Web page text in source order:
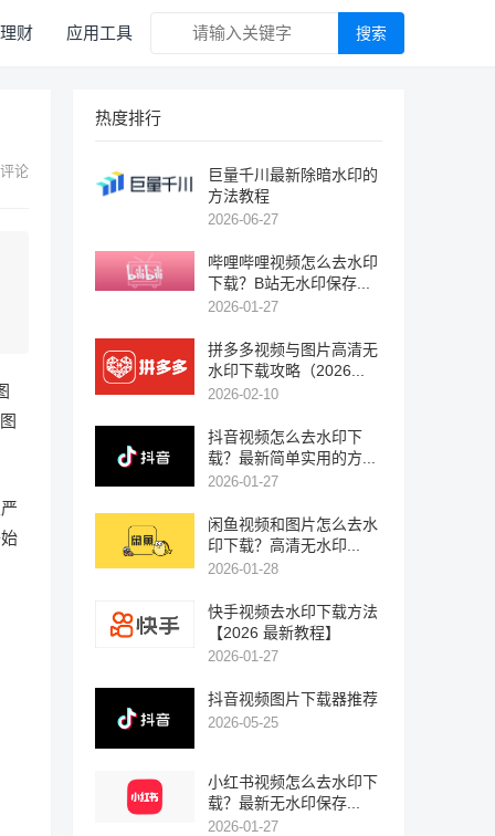
财 应用工具 搜索
论
热度排行
巨量千川最新除暗水印的
方法教程
2026-06-27
哔哩哔哩视频怎么去水印
下载？B站无水印保存...
2026-01-27
拼多多视频与图片高清无
水印下载攻略（2026...
2026-02-10
抖音视频怎么去水印下
载？最新简单实用的方...
2026-01-27
闲鱼视频和图片怎么去水
印下载？高清无水印...
2026-01-28
快手视频去水印下载方法
【2026 最新教程】
2026-01-27
抖音视频图片下载器推荐
2026-05-25
小红书视频怎么去水印下
载？最新无水印保存...
2026-01-27